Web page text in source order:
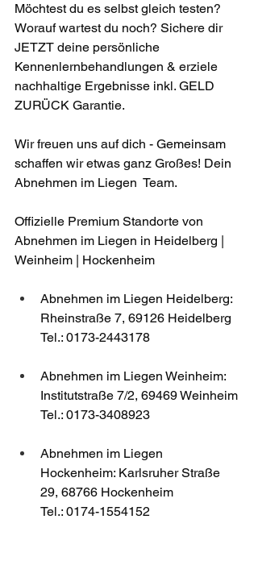
Möchtest du es selbst gleich testen?
Worauf wartest du noch? Sichere dir
JETZT deine persönliche
Kennenlernbehandlungen & erziele
nachhaltige Ergebnisse inkl. GELD
ZURÜCK Garantie. ​
Wir freuen uns auf dich - Gemeinsam
schaffen wir etwas ganz Großes! Dein
Abnehmen im Liegen  Team.
Offizielle Premium Standorte von
Abnehmen im Liegen in Heidelberg |
Weinheim | Hockenheim
Abnehmen im Liegen Heidelberg:
Rheinstraße 7, 69126 Heidelberg
Tel.: 0173-2443178
Abnehmen im Liegen Weinheim:
Institutstraße 7/2, 69469 Weinheim
Tel.: 0173-3408923
Abnehmen im Liegen
Hockenheim: Karlsruher Straße
29, 68766 Hockenheim
Tel.: 0174-1554152